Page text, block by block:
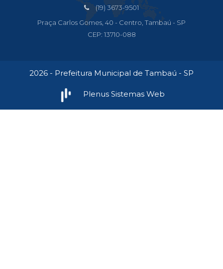
(19) 3673-9501
Praça Carlos Gomes, 40 - Centro, Tambaú - SP
CEP: 13710-088
2026 - Prefeitura Municipal de Tambaú - SP
Plenus Sistemas Web